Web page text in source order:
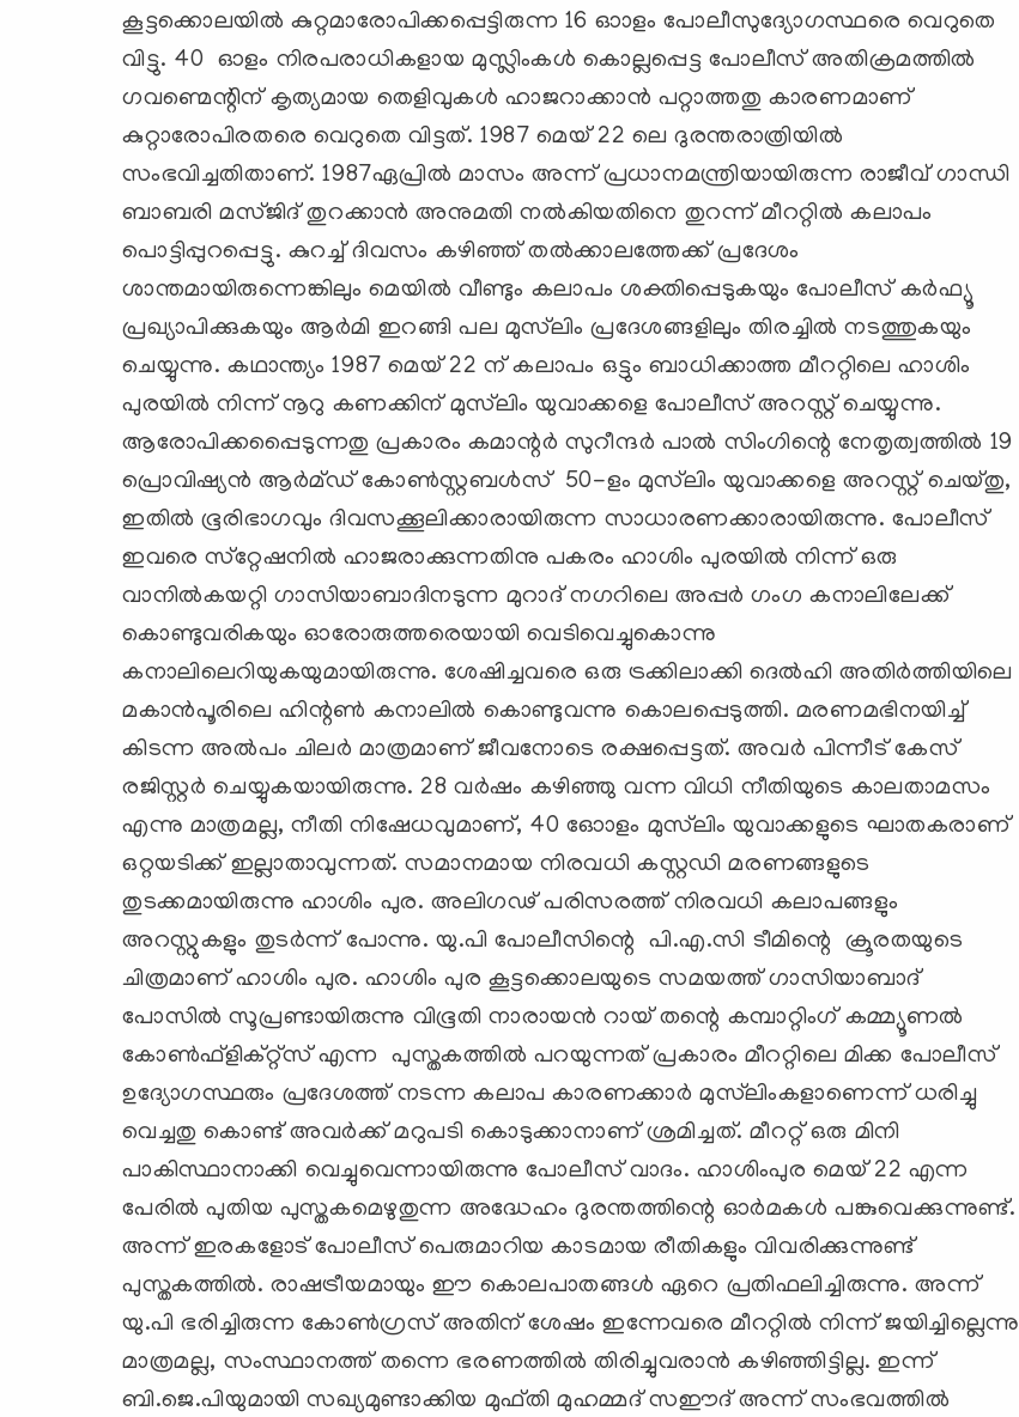
കൂട്ടക്കൊലയില്‍ കുറ്റമാരോപിക്കപ്പെട്ടിരുന്ന 16 ഓാളം പോലീസുദ്യോഗസ്ഥരെ വെറുതെ
വിട്ടു. 40 ഓളം നിരപരാധികളായ മുസ്ലിംകള്‍ കൊല്ലപ്പെട്ട പോലീസ് അതിക്രമത്തില്‍
ഗവണ്മെന്റിന് കൃത്യമായ തെളിവുകള്‍ ഹാജറാക്കാന്‍ പറ്റാത്തതു കാരണമാണ്
കുറ്റാരോപിരതരെ വെറുതെ വിട്ടത്. 1987 മെയ് 22 ലെ ദുരന്തരാത്രിയില്‍
സംഭവിച്ചതിതാണ്. 1987ഏപ്രില്‍ മാസം അന്ന് പ്രധാനമന്ത്രിയായിരുന്ന രാജീവ് ഗാന്ധി
ബാബരി മസ്ജിദ് തുറക്കാന്‍ അനുമതി നല്‍കിയതിനെ തുറന്ന് മീററ്റില്‍ കലാപം
പൊട്ടിപ്പുറപ്പെട്ടു. കുറച്ച് ദിവസം കഴിഞ്ഞ് തല്‍ക്കാലത്തേക്ക് പ്രദേശം
ശാന്തമായിരുന്നെങ്കിലും മെയില്‍ വീണ്ടും കലാപം ശക്തിപ്പെടുകയും പോലീസ് കര്‍ഫ്യൂ
പ്രഖ്യാപിക്കുകയും ആര്‍മി ഇറങ്ങി പല മുസ്‍ലിം പ്രദേശങ്ങളിലും തിരച്ചില്‍ നടത്തുകയും
ചെയ്യുന്നു. കഥാന്ത്യം 1987 മെയ് 22 ന് കലാപം ഒട്ടും ബാധിക്കാത്ത മീററ്റിലെ ഹാശിം
പുരയില്‍ നിന്ന് നൂറു കണക്കിന് മുസ്‍ലിം യുവാക്കളെ പോലീസ് അറസ്റ്റ് ചെയ്യുന്നു.
ആരോപിക്കപ്പൈടുന്നതു പ്രകാരം കമാന്റര്‍ സുറീന്ദര്‍ പാല്‍ സിംഗിന്റെ നേതൃത്വത്തില്‍ 19
പ്രൊവിഷ്യന്‍ ആര്‍മ്ഡ് കോണ്‍സ്റ്റബള്‍സ് 50-ളം മുസ്‍ലിം യുവാക്കളെ അറസ്റ്റ് ചെയ്തു,
ഇതില്‍ ഭൂരിഭാഗവും ദിവസക്കൂലിക്കാരായിരുന്ന സാധാരണക്കാരായിരുന്നു. പോലീസ്
ഇവരെ സ്‌റ്റേഷനില്‍ ഹാജരാക്കുന്നതിനു പകരം ഹാശിം പുരയില്‍ നിന്ന് ഒരു
വാനില്‍കയറ്റി ഗാസിയാബാദിനടുന്ന മുറാദ് നഗറിലെ അപ്പര്‍ ഗംഗ കനാലിലേക്ക്
കൊണ്ടുവരികയും ഓരോരുത്തരെയായി വെടിവെച്ചുകൊന്നു
കനാലിലെറിയുകയുമായിരുന്നു. ശേഷിച്ചവരെ ഒരു ട്രക്കിലാക്കി ദെല്‍ഹി അതിര്‍ത്തിയിലെ
മകാന്‍പൂരിലെ ഹിന്റണ്‍ കനാലില്‍ കൊണ്ടുവന്നു കൊലപ്പെടുത്തി. മരണമഭിനയിച്ച്
കിടന്ന അല്‍പം ചിലര്‍ മാത്രമാണ് ജീവനോടെ രക്ഷപ്പെട്ടത്. അവര്‍ പിന്നീട് കേസ്
രജിസ്റ്റര്‍ ചെയ്യുകയായിരുന്നു. 28 വര്‍ഷം കഴിഞ്ഞു വന്ന വിധി നീതിയുടെ കാലതാമസം
എന്നു മാത്രമല്ല, നീതി നിഷേധവുമാണ്, 40 ഓോളം മുസ്‍ലിം യുവാക്കളുടെ ഘാതകരാണ്
ഒറ്റയടിക്ക് ഇല്ലാതാവുന്നത്. സമാനമായ നിരവധി കസ്റ്റഡി മരണങ്ങളുടെ
തുടക്കമായിരുന്നു ഹാശിം പുര. അലിഗഢ് പരിസരത്ത് നിരവധി കലാപങ്ങളും
അറസ്റ്റുകളും തുടര്‍ന്ന് പോന്നു. യു.പി പോലീസിന്റെ പി.എ.സി ടീമിന്റെ ക്രൂരതയുടെ
ചിത്രമാണ് ഹാശിം പുര. ഹാശിം പുര കൂട്ടക്കൊലയുടെ സമയത്ത് ഗാസിയാബാദ്
പോസില്‍ സൂപ്രണ്ടായിരുന്നു വിഭൂതി നാരായന്‍ റായ് തന്റെ കമ്പാറ്റിംഗ് കമ്മ്യൂണല്‍
കോണ്‍ഫ്‌ളിക്റ്റ്‌സ് എന്ന പുസ്തകത്തില്‍ പറയുന്നത് പ്രകാരം മീററ്റിലെ മിക്ക പോലീസ്
ഉദ്യോഗസ്ഥരും പ്രദേശത്ത് നടന്ന കലാപ കാരണക്കാര്‍ മുസ്‍ലിംകളാണെന്ന് ധരിച്ചു
വെച്ചതു കൊണ്ട് അവര്‍ക്ക് മറുപടി കൊടുക്കാനാണ് ശ്രമിച്ചത്. മീററ്റ് ഒരു മിനി
പാകിസ്ഥാനാക്കി വെച്ചുവെന്നായിരുന്നു പോലീസ് വാദം. ഹാശിംപുര മെയ് 22 എന്ന
പേരില്‍ പുതിയ പുസ്തകമെഴുതുന്ന അദ്ധേഹം ദുരന്തത്തിന്റെ ഓര്‍മകള്‍ പങ്കുവെക്കുന്നുണ്ട്.
അന്ന് ഇരകളോട് പോലീസ് പെരുമാറിയ കാടമായ രീതികളും വിവരിക്കുന്നുണ്ട്
പുസ്തകത്തില്‍. രാഷട്രീയമായും ഈ കൊലപാതങ്ങള്‍ ഏറെ പ്രതിഫലിച്ചിരുന്നു. അന്ന്
യു.പി ഭരിച്ചിരുന്ന കോണ്‍ഗ്രസ് അതിന് ശേഷം ഇന്നേവരെ മീററ്റില്‍ നിന്ന് ജയിച്ചില്ലെന്നു
മാത്രമല്ല, സംസ്ഥാനത്ത് തന്നെ ഭരണത്തില്‍ തിരിച്ചുവരാന്‍ കഴിഞ്ഞിട്ടില്ല. ഇന്ന്
ബി.ജെ.പിയുമായി സഖ്യമുണ്ടാക്കിയ മുഫ്തി മുഹമ്മദ് സഈദ് അന്ന് സംഭവത്തില്‍